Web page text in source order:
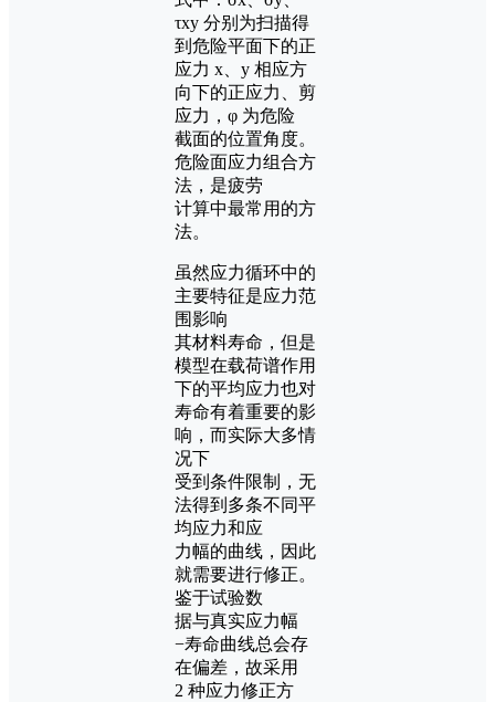
τxy 分别为扫描得
到危险平面下的正
应力 x、y 相应方
向下的正应力、剪
应力，φ 为危险
截面的位置角度。
危险面应力组合方
法，是疲劳
计算中最常用的方
法。
虽然应力循环中的
主要特征是应力范
围影响
其材料寿命，但是
模型在载荷谱作用
下的平均应力也对
寿命有着重要的影
响，而实际大多情
况下
受到条件限制，无
法得到多条不同平
均应力和应
力幅的曲线，因此
就需要进行修正。
鉴于试验数
据与真实应力幅
−寿命曲线总会存
在偏差，故采用
2 种应力修正方